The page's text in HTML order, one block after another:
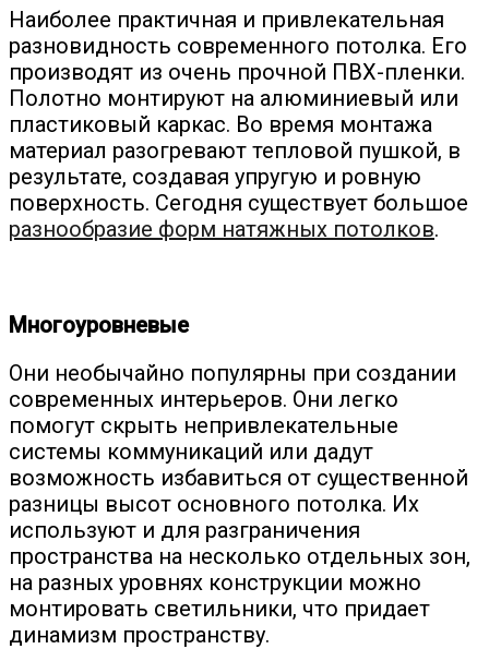
Наиболее практичная и привлекательная
разновидность современного потолка. Его
производят из очень прочной ПВХ-пленки.
Полотно монтируют на алюминиевый или
пластиковый каркас. Во время монтажа
материал разогревают тепловой пушкой, в
результате, создавая упругую и ровную
поверхность. Сегодня существует большое
разнообразие форм натяжных потолков.
Многоуровневые
Они необычайно популярны при создании
современных интерьеров. Они легко
помогут скрыть непривлекательные
системы коммуникаций или дадут
возможность избавиться от существенной
разницы высот основного потолка. Их
используют и для разграничения
пространства на несколько отдельных зон,
на разных уровнях конструкции можно
монтировать светильники, что придает
динамизм пространству.